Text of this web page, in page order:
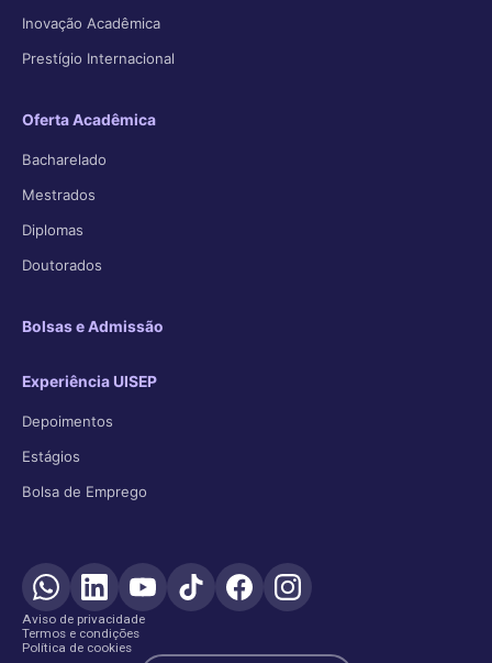
Inovação Acadêmica
Prestígio Internacional
Oferta Acadêmica
Bacharelado
Mestrados
Diplomas
Doutorados
Bolsas e Admissão
Experiência UISEP
Depoimentos
Estágios
Bolsa de Emprego
Aviso de privacidade
Termos e condições
Política de cookies